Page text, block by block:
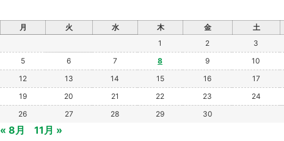
月
火 水 木 金 土
1
2 3
5
6 7 8 9 10
12
13 14 15 16 17
19
20 21 22 23 24
26
27 28 29 30
« 8月 11月 »